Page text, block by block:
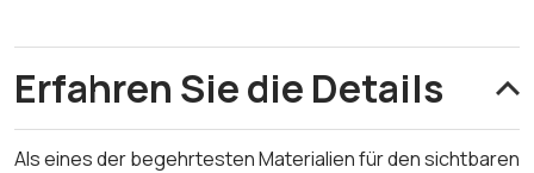
Erfahren Sie die Details
Als eines der begehrtesten Materialien für den sichtbaren